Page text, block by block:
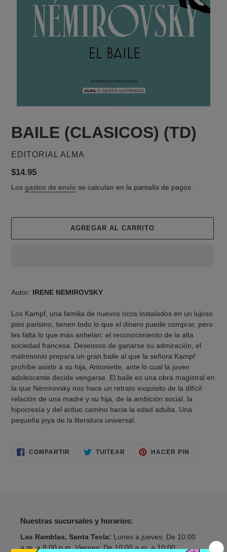
BAILE (CLASICOS) (TD)
PROVEEDOR
EDITORIAL ALMA
Precio
habitual
$14.95
Los gastos de envío se calculan en la pantalla de pagos.
AGREGAR AL CARRITO
carrito
Autor: IRENE NEMIROVSKY
Los Kampf, una familia de nuevos ricos instalados en un lujoso
piso parisino, tienen todo lo que el dinero puede comprar, pero
les falta lo que más anhelan: el reconocimiento de la alta
sociedad francesa. Deseosos de ganarse su admiración, el
matrimonio prepara un gran baile al que la señora Kampf
prohíbe asistir a su hija, Antoniette, ante lo cual la joven
adolescente decide vengarse. El baile es una obra magistral en
la que Némirovsky nos hace un retrato exquisito de la difícil
relación de una madre y su hija, de la ambición social, la
hipocresía y del arduo camino hacia la edad adulta. Una
pequeña joya de la literatura universal.
COMPARTIR COMPARTIRTUITEAR TUITEARHACER PIN
Nuestras sucursales y horarios:
Las Ramblas, Santa Tecla: Lunes a jueves: De 10:00
a.m. a 8:00 p.m. Viernes: De 10:00 a.m. a 10:00